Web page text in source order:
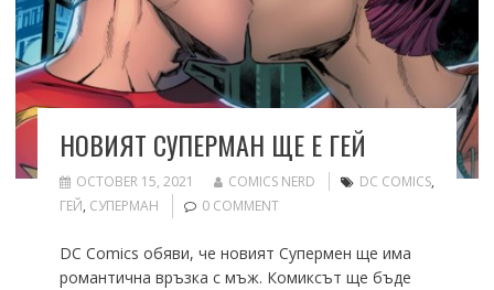
НОВИЯТ СУПЕРМАН ЩЕ Е ГЕЙ
OCTOBER 15, 2021 COMICS NERD DC COMICS,
ГЕЙ, СУПЕРМАН 0 COMMENT
DC Comics обяви, че новият Супермен ще има
романтична връзка с мъж. Комиксът ще бъде